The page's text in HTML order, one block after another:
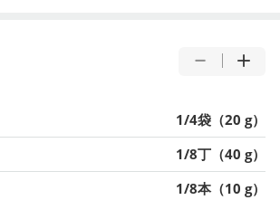
1/4袋（20 g）
1/8丁（40 g）
1/8本（10 g）